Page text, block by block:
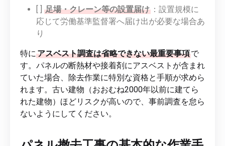
足場・クレーン等の設置届け ：設置規模に
応じて労働基準監督署へ届け出が必要な場合あ
り
特にアスベスト調査は省略できない最重要事項で
す。パネルの断熱材や接着剤にアスベストが含まれ
ていた場合、除去作業に特別な資格と手順が求めら
れます。古い建物（おおむね2000年以前に建てら
れた建物）ほどリスクが高いので、事前調査を怠ら
ないようにしてください。